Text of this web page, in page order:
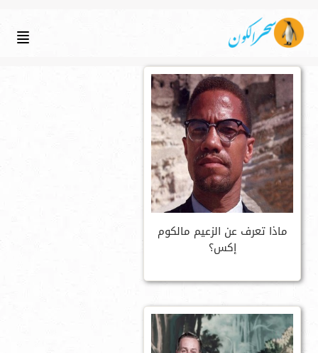
ماذا تعرف عن الزعيم مالكوم
إكس؟